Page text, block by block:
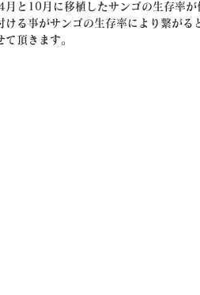
月と10月に移植したサンゴの生存率
ける事がサンゴの生存率により繋が
頂きます。